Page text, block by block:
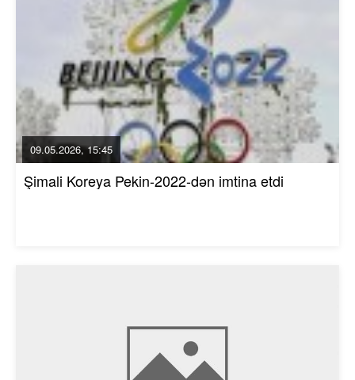
09.05.2026, 15:45
Şimali Koreya Pekin-2022-dən imtina etdi